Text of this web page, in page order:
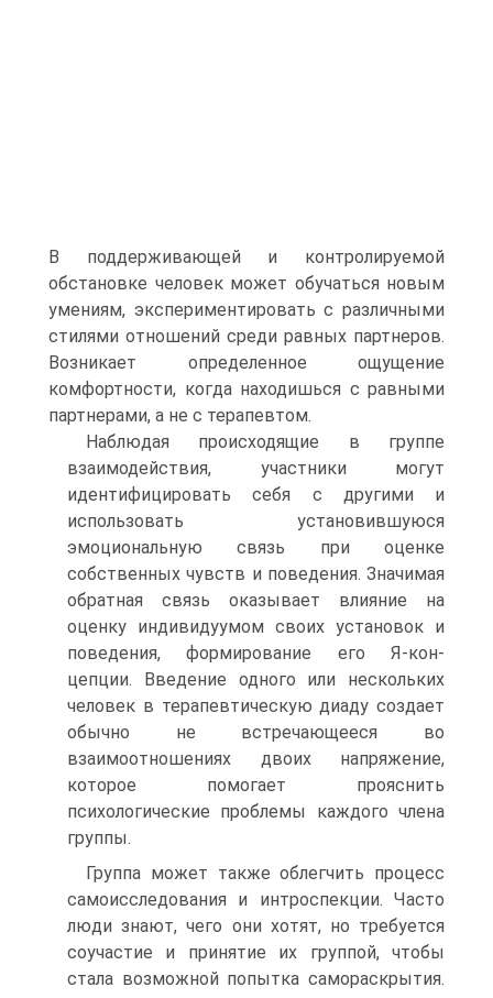
В поддерживающей и контролируемой
обстановке человек может обучаться новым
умениям, экспериментировать с различными
стилями отношений среди равных партнеров.
Возникает определенное ощущение
комфортности, когда находишься с равными
партнерами, а не с терапевтом.
Наблюдая происходящие в группе
взаимодействия, участники могут
идентифицировать себя с другими и
использовать установившуюся
эмоциональную связь при оценке
собственных чувств и поведения. Значимая
обратная связь оказывает влияние на
оценку индивидуумом своих установок и
поведения, формирование его Я-кон-
цепции. Введение одного или нескольких
человек в терапевтическую диаду создает
обычно не встречающееся во
взаимоотношениях двоих напряжение,
которое помогает прояснить
психологические проблемы каждого члена
группы.
Группа может также облегчить процесс
самоисследования и интроспекции. Часто
люди знают, чего они хотят, но требуется
соучастие и принятие их группой, чтобы
стала возможной попытка самораскрытия.